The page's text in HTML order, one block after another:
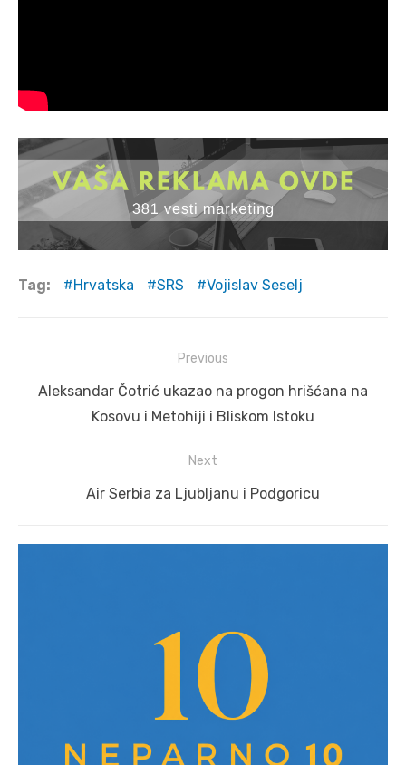
Tag: Hrvatska SRS Vojislav Seselj
navigation
Previous
Previous
Aleksandar Čotrić ukazao na progon hrišćana na
Kosovu i Metohiji i Bliskom Istoku
Next
Next
Air Serbia za Ljubljanu i Podgoricu